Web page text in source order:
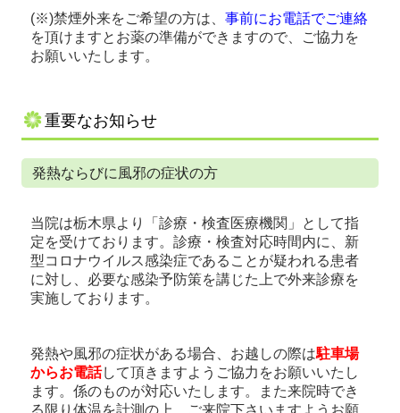
(※)禁煙外来をご希望の方は、事前にお電話でご連絡
を頂けますとお薬の準備ができますので、ご協力を
お願いいたします。
重要なお知らせ
発熱ならびに風邪の症状の方
当院は栃木県より「診療・検査医療機関」として指
定を受けております。診療・検査対応時間内に、新
型コロナウイルス感染症であることが疑われる患者
に対し、必要な感染予防策を講じた上で外来診療を
実施しております。
発熱や風邪の症状がある場合、お越しの際は駐車場
からお電話して頂きますようご協力をお願いいたし
ます。係のものが対応いたします。また来院時でき